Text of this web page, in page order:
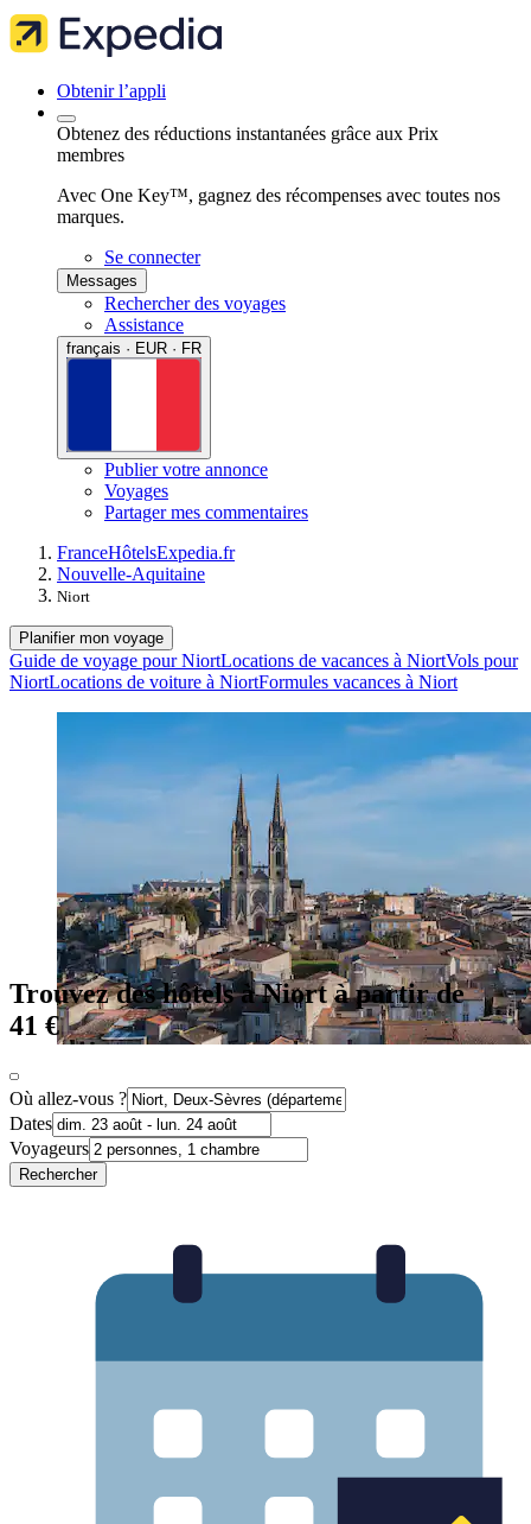
Obtenir l’appli
Obtenez des réductions instantanées grâce aux Prix
membres
Avec One Key™, gagnez des récompenses avec toutes nos
marques.
Se connecter
Messages
Rechercher des voyages
Assistance
français · EUR · FR
Publier votre annonce
Voyages
Partager mes commentaires
FranceHôtelsExpedia.fr
Nouvelle-Aquitaine
Niort
Planifier mon voyage
Guide de voyage pour NiortLocations de vacances à NiortVols pour
NiortLocations de voiture à NiortFormules vacances à Niort
Trouvez des hôtels à Niort à partir de
41 €
Où allez-vous ?
Dates
Voyageurs
Rechercher